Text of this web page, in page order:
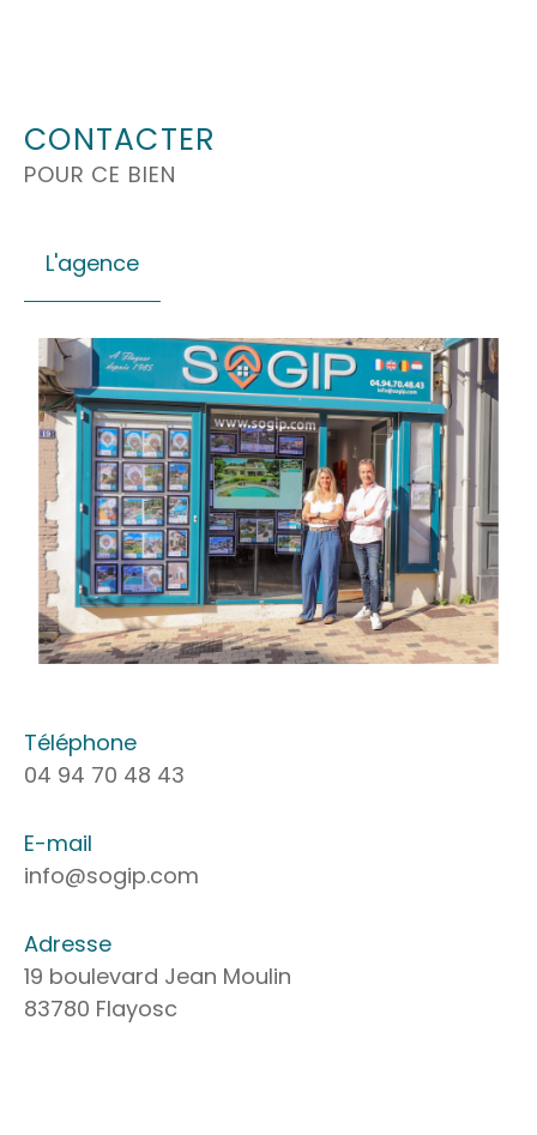
CONTACTER
POUR CE BIEN
L'agence
Téléphone
04 94 70 48 43
E-mail
info@sogip.com
Adresse
19 boulevard Jean Moulin
83780 Flayosc